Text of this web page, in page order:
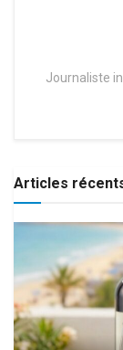
Journaliste
Articles